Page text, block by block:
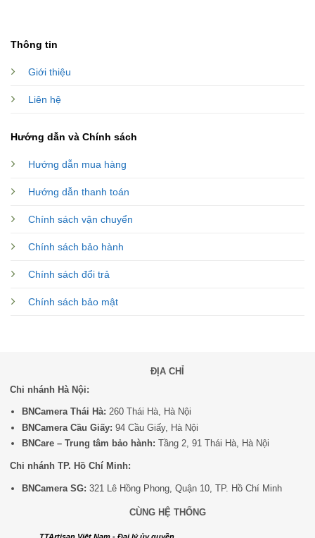
Thông tin
Giới thiệu
Liên hệ
Hướng dẫn và Chính sách
Hướng dẫn mua hàng
Hướng dẫn thanh toán
Chính sách vận chuyển
Chính sách bảo hành
Chính sách đổi trả
Chính sách bảo mật
ĐỊA CHỈ
Chi nhánh Hà Nội:
BNCamera Thái Hà: 260 Thái Hà, Hà Nội
BNCamera Cầu Giấy: 94 Cầu Giấy, Hà Nội
BNCare – Trung tâm bảo hành: Tầng 2, 91 Thái Hà, Hà Nội
Chi nhánh TP. Hồ Chí Minh:
BNCamera SG: 321 Lê Hồng Phong, Quận 10, TP. Hồ Chí Minh
CÙNG HỆ THỐNG